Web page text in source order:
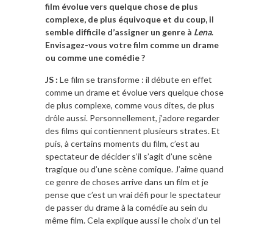
film évolue vers quelque chose de plus
complexe, de plus équivoque et du coup, il
semble difficile d’assigner un genre à Lena.
Envisagez-vous votre film comme un drame
ou comme une comédie ?
JS : Le film se transforme : il débute en effet
comme un drame et évolue vers quelque chose
de plus complexe, comme vous dites, de plus
drôle aussi. Personnellement, j’adore regarder
des films qui contiennent plusieurs strates. Et
puis, à certains moments du film, c’est au
spectateur de décider s’il s’agit d’une scène
tragique ou d’une scène comique. J’aime quand
ce genre de choses arrive dans un film et je
pense que c’est un vrai défi pour le spectateur
de passer du drame à la comédie au sein du
même film. Cela explique aussi le choix d’un tel